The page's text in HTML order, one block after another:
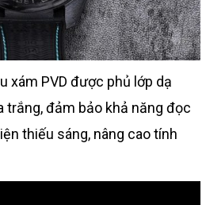
xám PVD được phủ lớp dạ
trắng, đảm bảo khả năng đọc
thiếu sáng, nâng cao tính